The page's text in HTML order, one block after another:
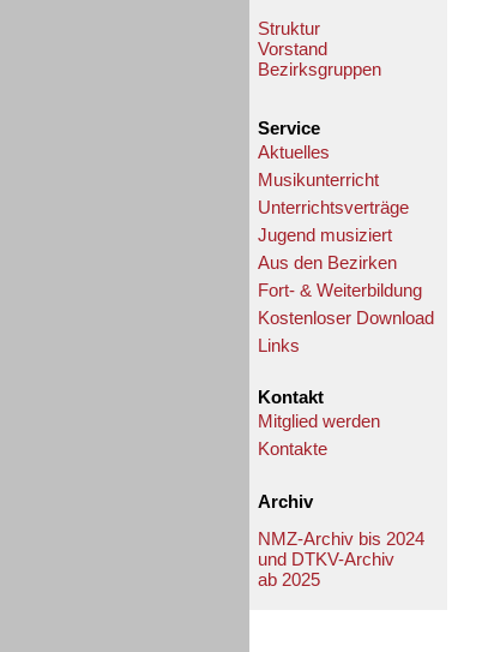
Struktur
Vorstand
Bezirksgruppen
Service
Aktuelles
Musikunterricht
Unterrichtsverträge
Jugend musiziert
Aus den Bezirken
Fort- & Weiterbildung
Kostenloser Download
Links
Kontakt
Mitglied werden
Kontakte
Archiv
NMZ-Archiv bis 2024
und DTKV-Archiv
ab 2025